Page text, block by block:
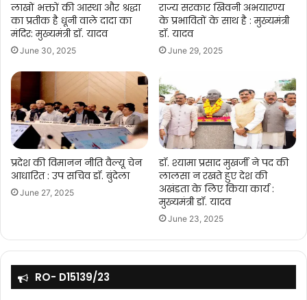
लाखों भक्तों की आस्था और श्रद्धा
का प्रतीक है धूनी वाले दादा का
मंदिर: मुख्यमंत्री डॉ. यादव
June 30, 2025
राज्य सरकार खिवनी अभयारण्य
के प्रभावितों के साथ है : मुख्यमंत्री
डॉ. यादव
June 29, 2025
प्रदेश की विमानन नीति वैल्यू चेन
आधारित : उप सचिव डॉ. बुंदेला
June 27, 2025
डॉ. श्यामा प्रसाद मुखर्जी ने पद की
लालसा न रखते हुए देश की
अखंडता के लिए किया कार्य :
मुख्यमंत्री डॉ. यादव
June 23, 2025
RO- D15139/23